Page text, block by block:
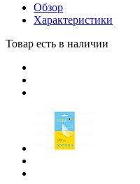
Обзор
Характеристики
Товар есть в наличии